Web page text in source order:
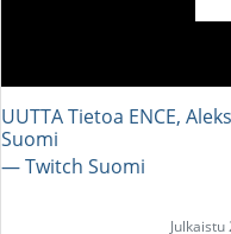
UUTTA Tietoa ENCE,
Suomi
― Twitch Suomi